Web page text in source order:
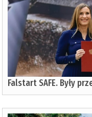
Falstart SAFE. Były